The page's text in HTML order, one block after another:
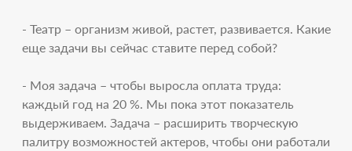
- Театр – организм живой, растет, развивается. Какие
еще задачи вы сейчас ставите перед собой?
- Моя задача – чтобы выросла оплата труда:
каждый год на 20 %. Мы пока этот показатель
выдерживаем. Задача – расширить творческую
палитру возможностей актеров, чтобы они работали